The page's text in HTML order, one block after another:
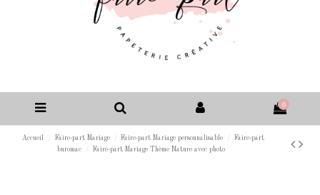
0
Accueil Faire-part Mariage Faire-part Mariage personnalisable
Faire-part
buromac
Faire-part Mariage Thème Nature avec photo